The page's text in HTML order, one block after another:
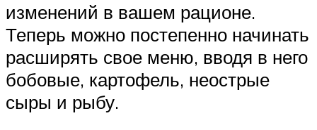
изменений в вашем рационе.
Теперь можно постепенно начинать
расширять свое меню, вводя в него
бобовые, картофель, неострые
сыры и рыбу.